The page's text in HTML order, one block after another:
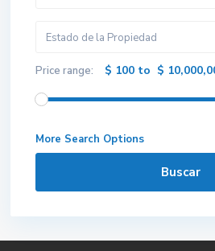
Estado de la Propiedad
Price range: $ 100 to $
More Search Options
Buscar